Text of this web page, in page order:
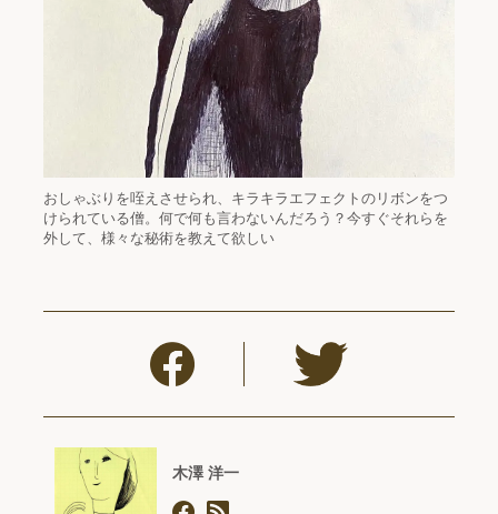
おしゃぶりを咥えさせられ、キラキラエフェクトのリボンをつ
けられている僧。何で何も言わないんだろう？今すぐそれらを
外して、様々な秘術を教えて欲しい
木澤 洋一